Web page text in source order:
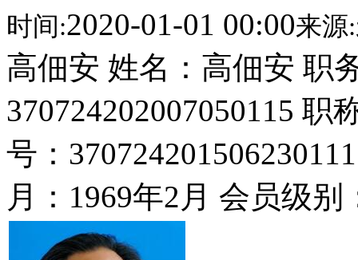
时间:2020-01-01 00:00来源:
高佃安 姓名：高佃安 职
370724202007050115
号：
月：1969年2月 会员级